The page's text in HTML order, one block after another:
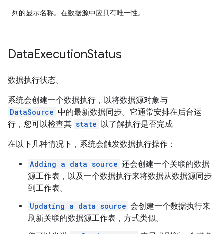
列的显示名称。在数据源中应具有唯一性。
DataExecutionStatus
数据执行状态。
系统会创建一个数据执行，以将数据源对象与
DataSource 中的最新数据同步。它通常安排在后台运
行，您可以检查其 state 以了解执行是否完成
在以下几种情况下，系统会触发数据执行操作：
Adding a data source 还会创建一个关联的数据
源工作表，以及一个数据执行来将数据从数据源同步
到工作表。
Updating a data source 会创建一个数据执行来
刷新关联的数据源工作表，方式类似。